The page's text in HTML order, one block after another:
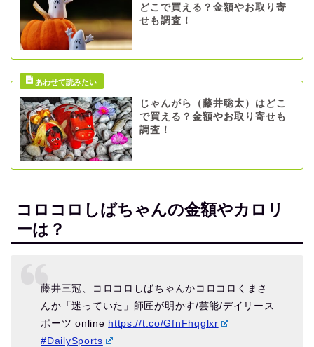
どこで買える？金額やお取り寄
せも調査！
じゃんがら（藤井聡太）はどこ
で買える？金額やお取り寄せも
調査！
コロコロしばちゃんの金額やカロリ
ーは？
藤井三冠、コロコロしばちゃんかコロコロくまさ
んか「迷っていた」師匠が明かす/芸能/デイリース
ポーツ online https://t.co/GfnFhqglxr
#DailySports